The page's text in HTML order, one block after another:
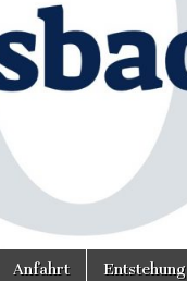
Anfahrt Entstehung